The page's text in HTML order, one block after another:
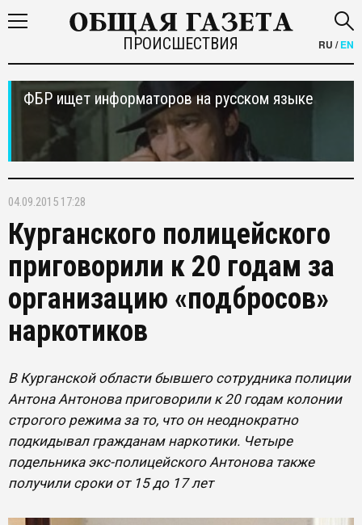
ПРОИСШЕСТВИЯ RU /EN
ФБР ищет информаторов на русском языке
04.09.2015 17:28
Курганского полицейского
приговорили к 20 годам за
организацию «подбросов»
наркотиков
В Курганской области бывшего сотрудника полиции
Антона Антонова приговорили к 20 годам колонии
строгого режима за то, что он неоднократно
подкидывал гражданам наркотики. Четыре
подельника экс-полицейского Антонова также
получили сроки от 15 до 17 лет